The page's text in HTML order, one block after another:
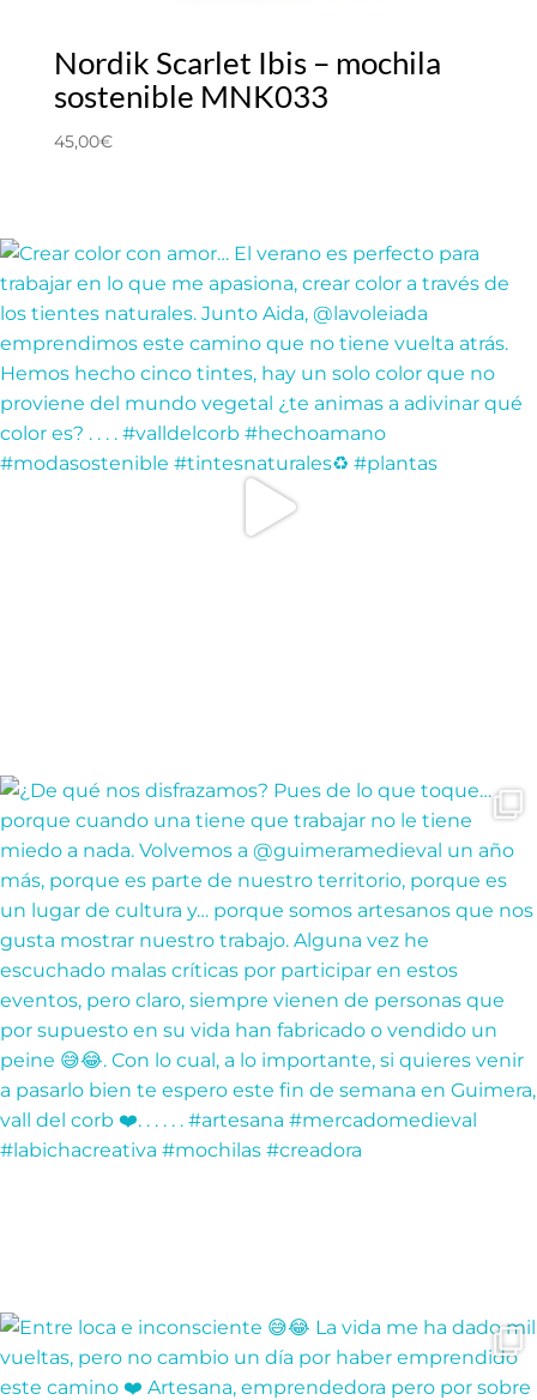
Nordik Scarlet Ibis – mochila
sostenible MNK033
45,00€